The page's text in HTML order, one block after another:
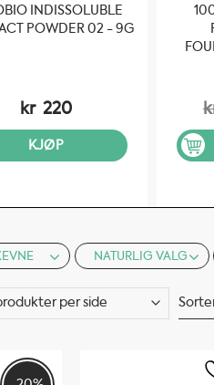
INDISSOLUBLE
POWDER 02 - 9G
kr 220
KJØP
NATURLIG VALG